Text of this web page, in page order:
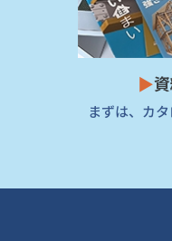
▶
まずは、カ